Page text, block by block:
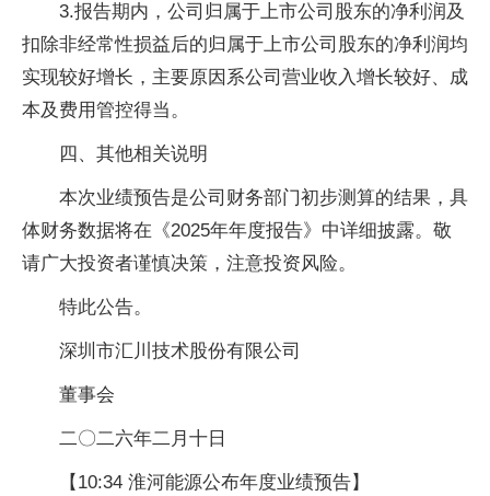
3.报告期内，公司归属于上市公司股东的净利润及
扣除非经常性损益后的归属于上市公司股东的净利润均
实现较好增长，主要原因系公司营业收入增长较好、成
本及费用管控得当。
四、其他相关说明
本次业绩预告是公司财务部门初步测算的结果，具
体财务数据将在《2025年年度报告》中详细披露。敬
请广大投资者谨慎决策，注意投资风险。
特此公告。
深圳市汇川技术股份有限公司
董事会
二〇二六年二月十日
【10:34 淮河能源公布年度业绩预告】